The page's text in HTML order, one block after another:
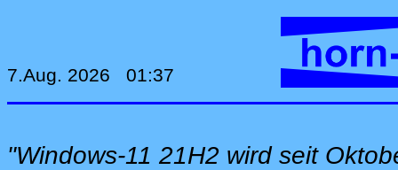
7.Aug. 2026 01:37
"Windows-11 21H2 wird seit